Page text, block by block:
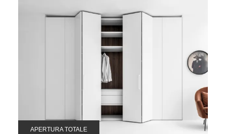
APERTURA TOTALE